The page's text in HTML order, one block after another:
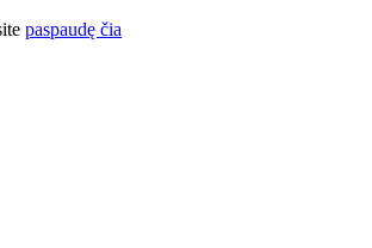
paspaudę čia